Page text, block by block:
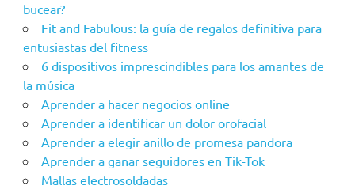
bucear?
Fit and Fabulous: la guía de regalos definitiva para
entusiastas del fitness
6 dispositivos imprescindibles para los amantes de
la música
Aprender a hacer negocios online
Aprender a identificar un dolor orofacial
Aprender a elegir anillo de promesa pandora
Aprender a ganar seguidores en Tik-Tok
Mallas electrosoldadas